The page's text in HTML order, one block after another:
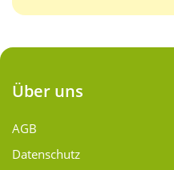
Über uns
AGB
Datenschutz